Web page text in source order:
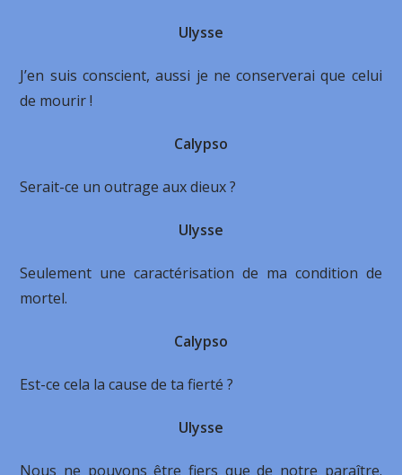
Ulysse
J’en suis conscient, aussi je ne conserverai que celui
de mourir !
Calypso
Serait-ce un outrage aux dieux ?
Ulysse
Seulement une caractérisation de ma condition de
mortel.
Calypso
Est-ce cela la cause de ta fierté ?
Ulysse
Nous ne pouvons être fiers que de notre paraître.